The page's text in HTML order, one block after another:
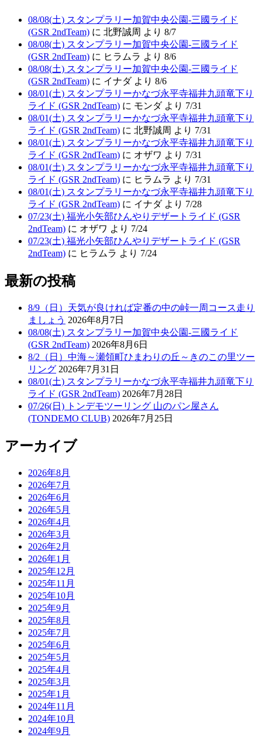
08/08(土) スタンプラリー加賀中央公園-三國ライド
(GSR 2ndTeam) に 北野誠周 より 8/7
08/08(土) スタンプラリー加賀中央公園-三國ライド
(GSR 2ndTeam) に ヒラムラ より 8/6
08/08(土) スタンプラリー加賀中央公園-三國ライド
(GSR 2ndTeam) に イナダ より 8/6
08/01(土) スタンプラリーかなづ永平寺福井九頭竜下り
ライド (GSR 2ndTeam) に モンダ より 7/31
08/01(土) スタンプラリーかなづ永平寺福井九頭竜下り
ライド (GSR 2ndTeam) に 北野誠周 より 7/31
08/01(土) スタンプラリーかなづ永平寺福井九頭竜下り
ライド (GSR 2ndTeam) に オザワ より 7/31
08/01(土) スタンプラリーかなづ永平寺福井九頭竜下り
ライド (GSR 2ndTeam) に ヒラムラ より 7/31
08/01(土) スタンプラリーかなづ永平寺福井九頭竜下り
ライド (GSR 2ndTeam) に イナダ より 7/28
07/23(土) 福光小矢部ひんやりデザートライド (GSR
2ndTeam) に オザワ より 7/24
07/23(土) 福光小矢部ひんやりデザートライド (GSR
2ndTeam) に ヒラムラ より 7/24
最新の投稿
8/9（日）天気が良ければ定番の中の峠一周コース走り
ましょう 2026年8月7日
08/08(土) スタンプラリー加賀中央公園-三國ライド
(GSR 2ndTeam) 2026年8月6日
8/2（日）中海～瀬領町ひまわりの丘～きのこの里ツー
リング 2026年7月31日
08/01(土) スタンプラリーかなづ永平寺福井九頭竜下り
ライド (GSR 2ndTeam) 2026年7月28日
07/26(日) トンデモツーリング 山のパン屋さん
(TONDEMO CLUB) 2026年7月25日
アーカイブ
2026年8月
2026年7月
2026年6月
2026年5月
2026年4月
2026年3月
2026年2月
2026年1月
2025年12月
2025年11月
2025年10月
2025年9月
2025年8月
2025年7月
2025年6月
2025年5月
2025年4月
2025年3月
2025年1月
2024年11月
2024年10月
2024年9月